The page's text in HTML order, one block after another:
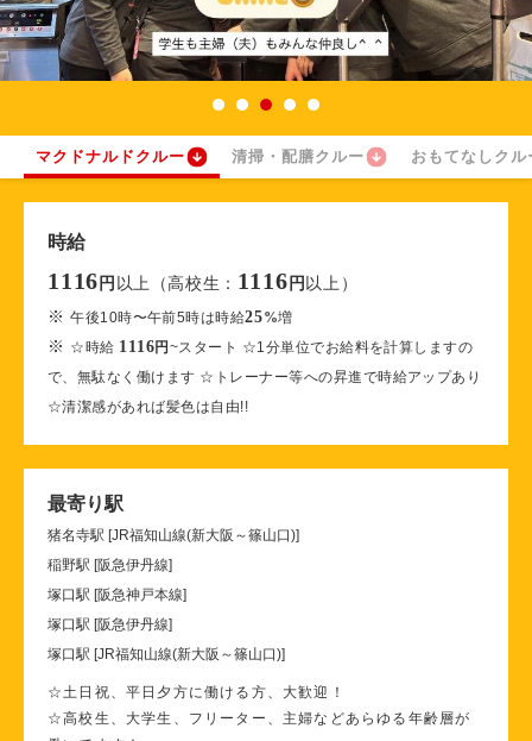
マクドナルドクルー 清掃・配膳クルー おもてなしクル
時給
1116 円 以上（高校生： 1116 円 以上）
※午後10時〜午前5時は時給25%増
※ ☆時給 1116円~スタート ☆1分単位でお給料を計算しますの
で、無駄なく働けます ☆トレーナー等への昇進で時給アップあり
☆清潔感があれば髪色は自由!!
最寄り駅
猪名寺駅 [JR福知山線(新大阪～篠山口)]
稲野駅 [阪急伊丹線]
塚口駅 [阪急神戸本線]
塚口駅 [阪急伊丹線]
塚口駅 [JR福知山線(新大阪～篠山口)]
☆土日祝、平日夕方に働ける方、大歓迎！
☆高校生、大学生、フリーター、主婦などあらゆる年齢層が